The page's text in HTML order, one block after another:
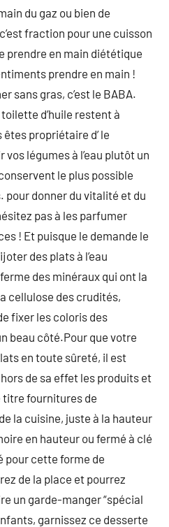
du gaz ou bien de
fraction pour une cuisson
prendre en main diététique
prendre en main !
sans gras, c’est le BABA.
d’huile restent à
propriétaire d’ le
légumes à l’eau plutôt un
le plus possible
donner du vitalité et du
pas à les parfumer
! Et puisque le demande le
des plats à l’eau
des minéraux qui ont la
cellulose des crudités,
fixer les coloris des
beau côté.Pour que votre
en toute sûreté, il est
de sa effet les produits et
titre fournitures de
la cuisine, juste à la hauteur
en hauteur ou fermé à clé
pour cette forme de
de la place et pourrez
un garde-manger “spécial
garnissez ce desserte